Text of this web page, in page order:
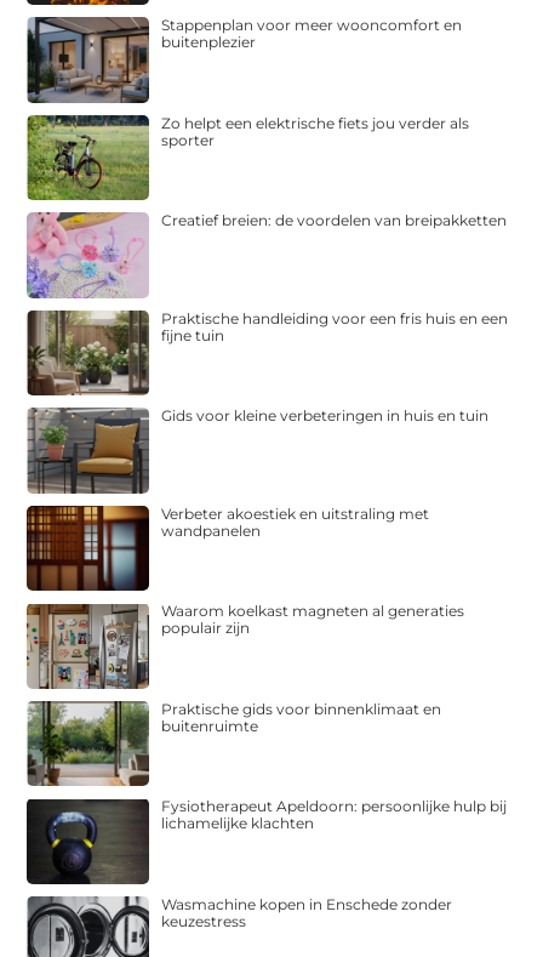
Stappenplan voor meer wooncomfort en
buitenplezier
Zo helpt een elektrische fiets jou verder als
sporter
Creatief breien: de voordelen van breipakketten
Praktische handleiding voor een fris huis en een
fijne tuin
Gids voor kleine verbeteringen in huis en tuin
Verbeter akoestiek en uitstraling met
wandpanelen
Waarom koelkast magneten al generaties
populair zijn
Praktische gids voor binnenklimaat en
buitenruimte
Fysiotherapeut Apeldoorn: persoonlijke hulp bij
lichamelijke klachten
Wasmachine kopen in Enschede zonder
keuzestress